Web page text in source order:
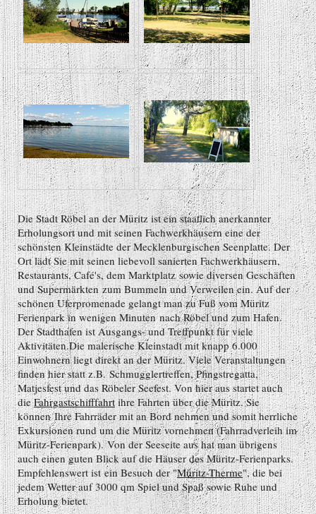
Die Stadt Röbel an der Müritz ist ein staatlich anerkannter
Erholungsort und mit seinen Fachwerkhäusern eine der
schönsten Kleinstädte der Mecklenburgischen Seenplatte. Der
Ort lädt Sie mit seinen liebevoll sanierten Fachwerkhäusern,
Restaurants, Café's, dem Marktplatz sowie diversen Geschäften
und Supermärkten zum Bummeln und Verweilen ein. Auf der
schönen Uferpromenade gelangt man zu Fuß vom Müritz
Ferienpark in wenigen Minuten nach Röbel und zum Hafen.
Der Stadthafen ist Ausgangs- und Treffpunkt für viele
Aktivitäten.Die malerische Kleinstadt mit knapp 6.000
Einwohnern liegt direkt an der Müritz. Viele Veranstaltungen
finden hier statt z.B. Schmugglertreffen, Pfingstregatta,
Matjesfest und das Röbeler Seefest. Von hier aus startet auch
dieFahrgastschifffahrt ihre Fahrten über die Müritz. Sie
können Ihre Fahrräder mit an Bord nehmen und somit herrliche
Exkursionen rund um die Müritz vornehmen (Fahrradverleih im
Müritz-Ferienpark). Von der Seeseite aus hat man übrigens
auch einen guten Blick auf die Häuser des Müritz-Ferienparks.
Empfehlenswert ist ein Besuch der "Müritz-Therme", die bei
jedem Wetter auf 3000 qm Spiel und Spaß sowie Ruhe und
Erholung bietet.